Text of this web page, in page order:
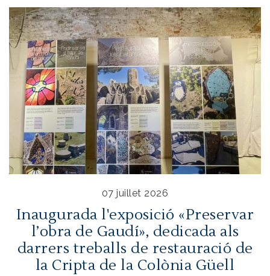
07 juillet 2026
Inaugurada l'exposició «Preservar
l’obra de Gaudí», dedicada als
darrers treballs de restauració de
la Cripta de la Colònia Güell